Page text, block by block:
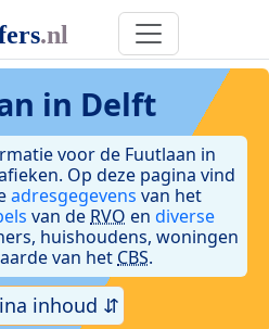
in Delft
voor de Fuutlaan in
Op deze pagina vind
adresgegevens van het
van de RVO en diverse
huishoudens, woningen
van het CBS.
inhoud ⇵